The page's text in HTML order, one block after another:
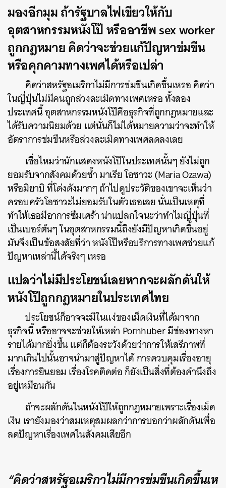
มองอีกมุม ถ้ารัฐบาลไฟเขียวให้กับ
อุตสาหกรรมหนังโป๊ หรืออาชีพ sex worker
ถูกกฎหมาย คิดว่าจะช่วยแก้ปัญหาข่มขืน
หรือคุกคามทางเพศได้หรือเปล่า
คิดว่าสหรัฐอเมริกาไม่มีการข่มขืนเกิดขึ้นเหรอ คิดว่า
ในญี่ปุ่นไม่มีคนถูกล่วงละเมิดทางเพศเหรอ ทั้งสอง
ประเทศนี้ อุตสาหกรรมหนังโป๊คือธุรกิจที่ถูกกฎหมายและ
ได้รับความนิยมด้วย แต่นั่นก็ไม่ได้หมายความว่าจะทำให้
อัตราการข่มขืนหรือล่วงละเมิดทางเพศลดลงเลย
เชื่อไหมว่านักแสดงหนังโป๊ในประเทศนั้นๆ ยังไม่ถูก
ยอมรับจากสังคมด้วยซ้ำ มาเรีย โอซาวะ (Maria Ozawa)
หรือมิยาบิ ที่โด่งดังมากๆ ถ้าไปดูประวัติของเขาจะเห็นว่า
ครอบครัวโอซาวะไม่ยอมรับในตัวเธอเลย นั่นเป็นเหตุที่
ทำให้เธอมีอาการซึมเศร้า น่าแปลกใจนะว่าทำไมญี่ปุ่นที่
เป็นเบอร์ต้นๆ ในอุตสาหกรรมนี้ถึงยังมีปัญหาเกิดขึ้นอยู่
มันจึงเป็นข้อสงสัยที่ว่า หนังโป๊หรือบริการทางเพศช่วยแก้
ปัญหาเหล่านี้ได้จริงๆ เหรอ
แปลว่าไม่มีประโยชน์เลยหากจะผลักดันให้
หนังโป๊ถูกกฎหมายในประเทศไทย
ประโยชน์ก็อาจจะมีในแง่ของเม็ดเงินที่ได้มาจาก
ธุรกิจนี้ หรืออาจจะช่วยให้เหล่า Pornhuber มีช่องทางหา
รายได้มากยิ่งขึ้น แต่ก็ต้องระวังด้วยว่าการให้เสรีภาพที่
มากเกินไปนั้นอาจนำมาสู่ปัญหาได้ การควบคุมเรื่องอายุ
เรื่องการยินยอม เรื่องโรคติดต่อ ก็ยังเป็นสิ่งที่ต้องคำนึงถึง
อยู่เหมือนกัน
ถ้าจะผลักดันในหนังโป๊ให้ถูกกฎหมายเพราะเรื่องเม็ด
เงิน เรายังมองว่าสมเหตุสมผลกว่าการบอกว่าผลักดันเพื่อ
ลดปัญหาเรื่องเพศในสังคมเสียอีก
“คิดว่าสหรัฐอเมริกาไม่มีการข่มขืนเกิดขึ้นเห